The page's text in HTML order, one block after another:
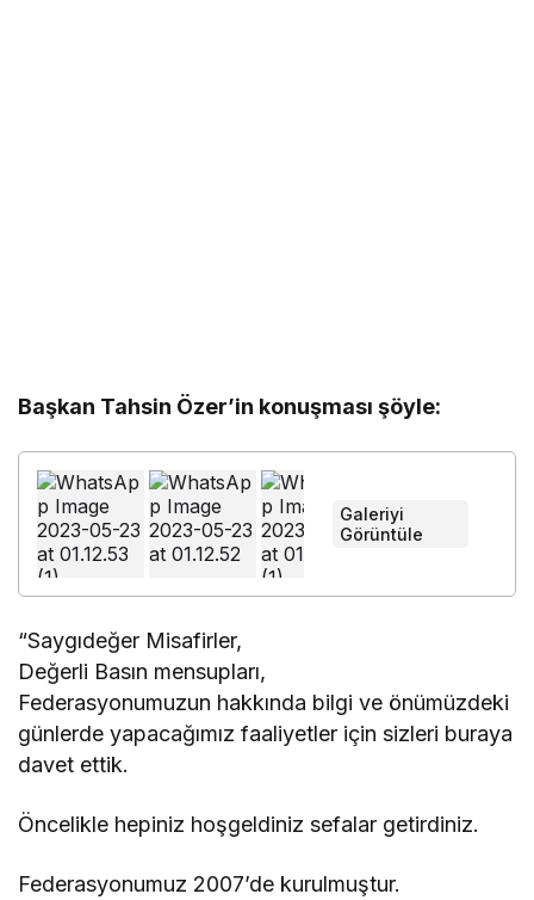
Başkan Tahsin Özer’in konuşması şöyle:
Galeriyi
Görüntüle
“Saygıdeğer Misafirler,
Değerli Basın mensupları,
Federasyonumuzun hakkında bilgi ve önümüzdeki
günlerde yapacağımız faaliyetler için sizleri buraya
davet ettik.
Öncelikle hepiniz hoşgeldiniz sefalar getirdiniz.
Federasyonumuz 2007’de kurulmuştur.